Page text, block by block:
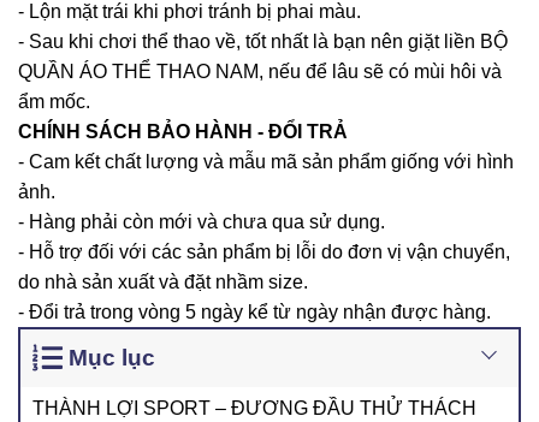
- Lộn mặt trái khi phơi tránh bị phai màu.
- Sau khi chơi thể thao về, tốt nhất là bạn nên giặt liền BỘ
QUẦN ÁO THỂ THAO NAM, nếu để lâu sẽ có mùi hôi và
ẩm mốc.
CHÍNH SÁCH BẢO HÀNH - ĐỔI TRẢ
- Cam kết chất lượng và mẫu mã sản phẩm giống với hình
ảnh.
- Hàng phải còn mới và chưa qua sử dụng.
- Hỗ trợ đối với các sản phẩm bị lỗi do đơn vị vận chuyển,
do nhà sản xuất và đặt nhầm size.
- Đổi trả trong vòng 5 ngày kể từ ngày nhận được hàng.
Mục lục
THÀNH LỢI SPORT – ĐƯƠNG ĐẦU THỬ THÁCH